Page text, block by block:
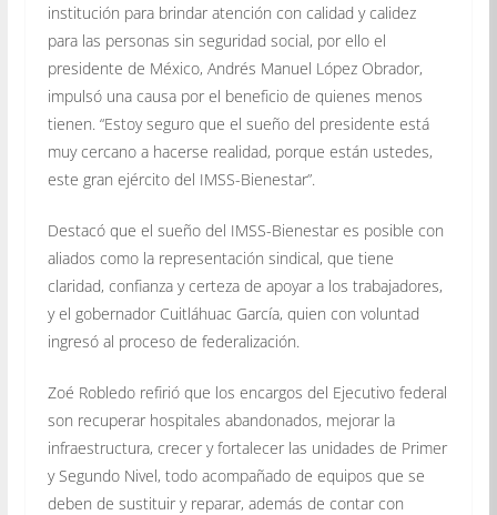
institución para brindar atención con calidad y calidez
para las personas sin seguridad social, por ello el
presidente de México, Andrés Manuel López Obrador,
impulsó una causa por el beneficio de quienes menos
tienen. “Estoy seguro que el sueño del presidente está
muy cercano a hacerse realidad, porque están ustedes,
este gran ejército del IMSS-Bienestar”.
Destacó que el sueño del IMSS-Bienestar es posible con
aliados como la representación sindical, que tiene
claridad, confianza y certeza de apoyar a los trabajadores,
y el gobernador Cuitláhuac García, quien con voluntad
ingresó al proceso de federalización.
Zoé Robledo refirió que los encargos del Ejecutivo federal
son recuperar hospitales abandonados, mejorar la
infraestructura, crecer y fortalecer las unidades de Primer
y Segundo Nivel, todo acompañado de equipos que se
deben de sustituir y reparar, además de contar con